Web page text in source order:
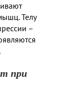
Телу
–
при